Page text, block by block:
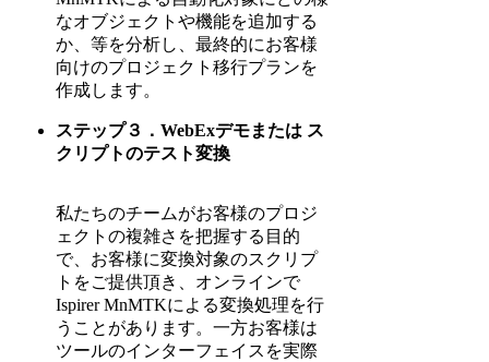
なオブジェクトや機能を追加する
か、等を分析し、最終的にお客様
向けのプロジェクト移行プランを
作成します。
ステップ３．WebExデモまたは ス
クリプトのテスト変換
私たちのチームがお客様のプロジ
ェクトの複雑さを把握する目的
で、お客様に変換対象のスクリプ
トをご提供頂き、オンラインで
Ispirer MnMTKによる変換処理を行
うことがあります。一方お客様は
ツールのインターフェイスを実際